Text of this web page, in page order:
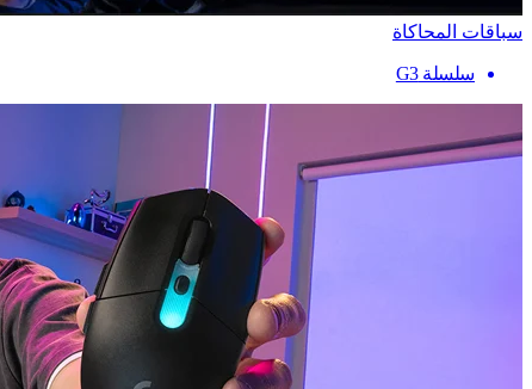
سباقات المحاكاة
سلسلة G3